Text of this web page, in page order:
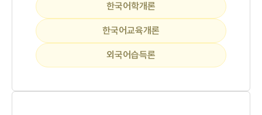
한국어학개론
한국어교육개론
외국어습득론